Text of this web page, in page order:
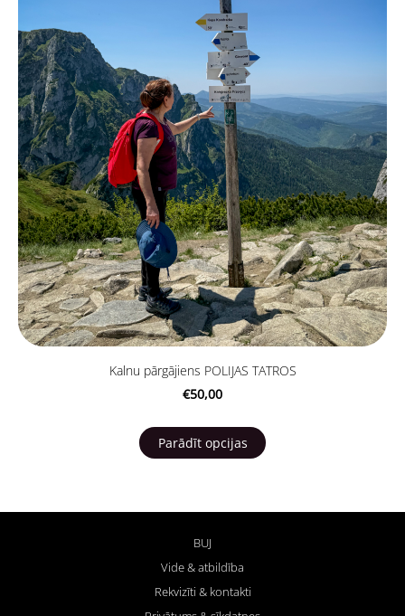
Kalnu pārgājiens POLIJAS TATROS
€50,00
Parādīt opcijas
BUJ
Vide & atbildība
Rekvizīti & kontakti